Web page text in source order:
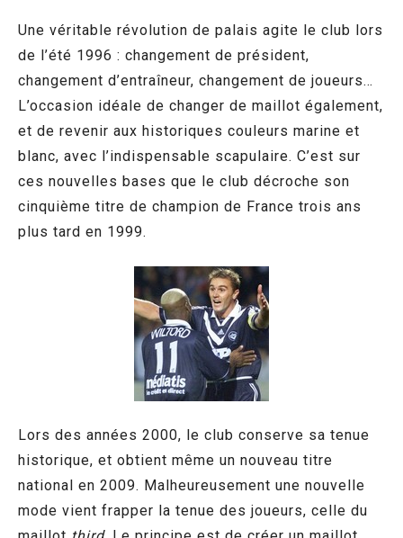
Une véritable révolution de palais agite le club lors
de l’été 1996 : changement de président,
changement d’entraîneur, changement de joueurs…
L’occasion idéale de changer de maillot également,
et de revenir aux historiques couleurs marine et
blanc, avec l’indispensable scapulaire. C’est sur
ces nouvelles bases que le club décroche son
cinquième titre de champion de France trois ans
plus tard en 1999.
Lors des années 2000, le club conserve sa tenue
historique, et obtient même un nouveau titre
national en 2009. Malheureusement une nouvelle
mode vient frapper la tenue des joueurs, celle du